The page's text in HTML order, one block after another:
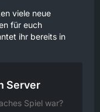
viele neue
für euch
ihr bereits in
Server
Spiel war?